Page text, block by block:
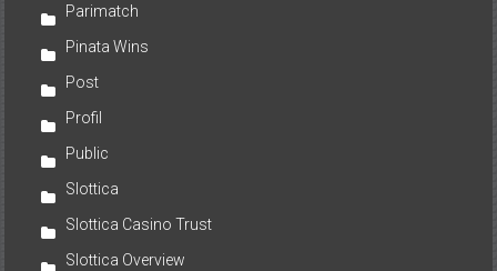
Parimatch
Pinata Wins
Post
Profil
Public
Slottica
Slottica Casino Trust
Slottica Overview